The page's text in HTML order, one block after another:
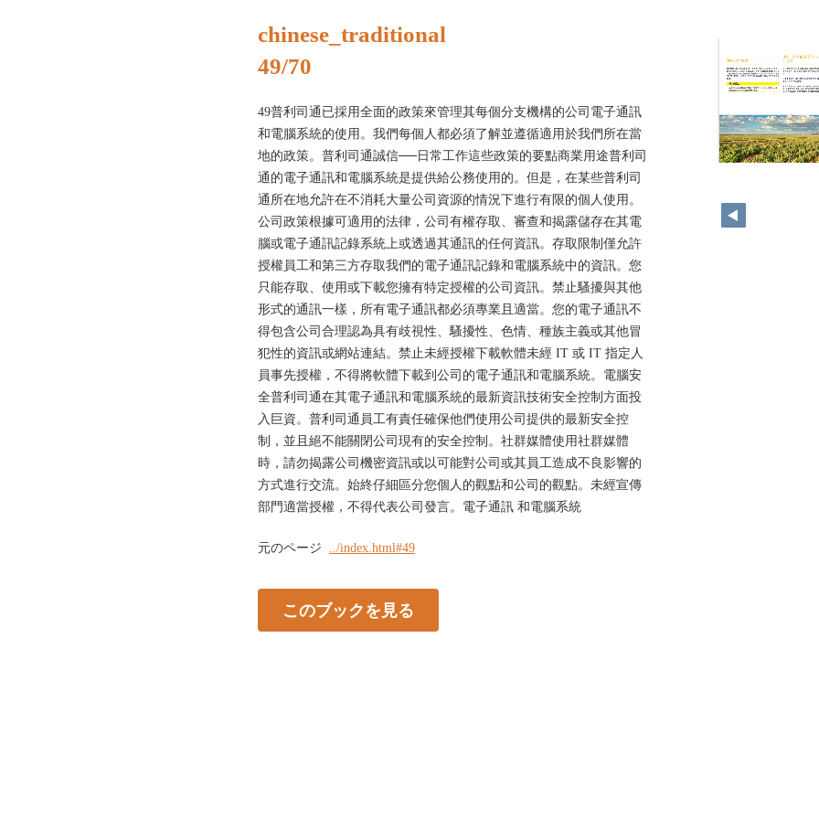
chinese_traditional
49/70
49普利司通已採用全面的政策來管理其每個分支機構的公司電子通訊
和電腦系統的使用。我們每個人都必須了解並遵循適用於我們所在當
地的政策。普利司通誠信──日常工作這些政策的要點商業用途普利司
通的電子通訊和電腦系統是提供給公務使用的。但是，在某些普利司
通所在地允許在不消耗大量公司資源的情況下進行有限的個人使用。
公司政策根據可適用的法律，公司有權存取、審查和揭露儲存在其電
腦或電子通訊記錄系統上或透過其通訊的任何資訊。存取限制僅允許
授權員工和第三方存取我們的電子通訊記錄和電腦系統中的資訊。您
只能存取、使用或下載您擁有特定授權的公司資訊。禁止騷擾與其他
形式的通訊一樣，所有電子通訊都必須專業且適當。您的電子通訊不
得包含公司合理認為具有歧視性、騷擾性、色情、種族主義或其他冒
犯性的資訊或網站連結。禁止未經授權下載軟體未經 IT 或 IT 指定人
員事先授權，不得將軟體下載到公司的電子通訊和電腦系統。電腦安
全普利司通在其電子通訊和電腦系統的最新資訊技術安全控制方面投
入巨資。普利司通員工有責任確保他們使用公司提供的最新安全控
制，並且絕不能關閉公司現有的安全控制。社群媒體使用社群媒體
時，請勿揭露公司機密資訊或以可能對公司或其員工造成不良影響的
方式進行交流。始終仔細區分您個人的觀點和公司的觀點。未經宣傳
部門適當授權，不得代表公司發言。電子通訊 和電腦系統
元のページ ../index.html#49
このブックを見る